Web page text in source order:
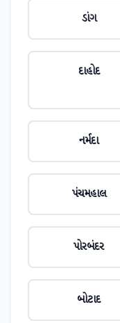
ડાંગ
દાહોદ
નર્મદા
પંચમહાલ
પોરબંદર
બોટાદ